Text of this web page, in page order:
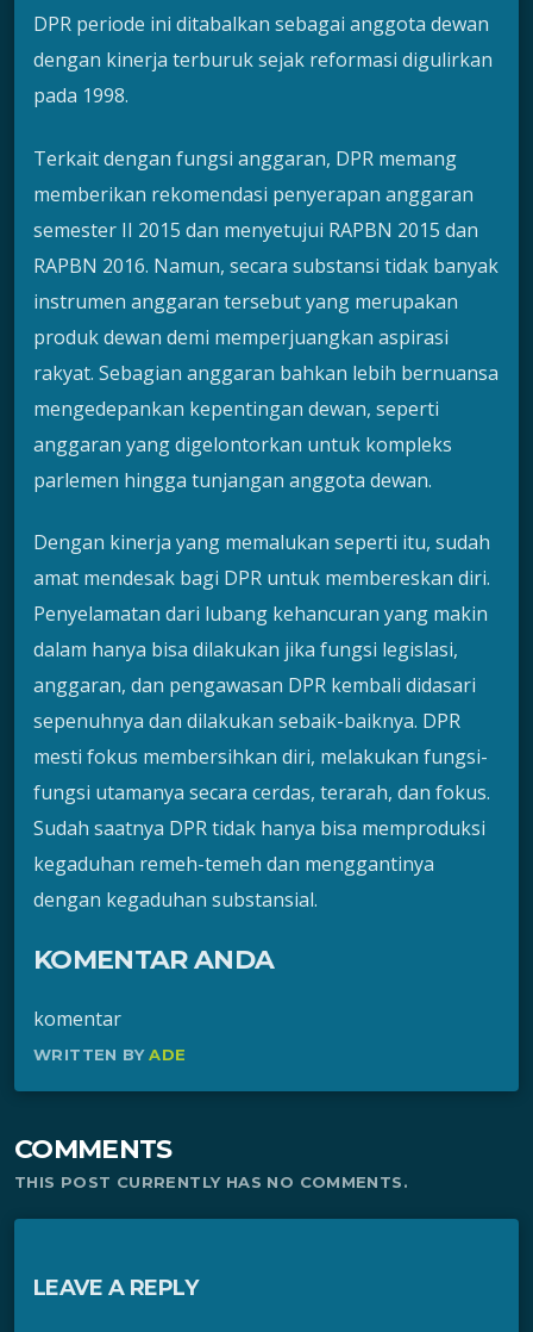
DPR periode ini ditabalkan sebagai anggota dewan
dengan kinerja terburuk sejak reformasi digulirkan
pada 1998.
Terkait dengan fungsi anggaran, DPR memang
memberikan rekomendasi penyerapan anggaran
semester II 2015 dan menyetujui RAPBN 2015 dan
RAPBN 2016. Namun, secara substansi tidak banyak
instrumen anggaran tersebut yang merupakan
produk dewan demi memperjuangkan aspirasi
rakyat. Sebagian anggaran bahkan lebih bernuansa
mengedepankan kepentingan dewan, seperti
anggaran yang digelontorkan untuk kompleks
parlemen hingga tunjangan anggota dewan.
Dengan kinerja yang memalukan seperti itu, sudah
amat mendesak bagi DPR untuk membereskan diri.
Penyelamatan dari lubang kehancuran yang makin
dalam hanya bisa dilakukan jika fungsi legislasi,
anggaran, dan pengawasan DPR kembali didasari
sepenuhnya dan dilakukan sebaik-baiknya. DPR
mesti fokus membersihkan diri, melakukan fungsi-
fungsi utamanya secara cerdas, terarah, dan fokus.
Sudah saatnya DPR tidak hanya bisa memproduksi
kegaduhan remeh-temeh dan menggantinya
dengan kegaduhan substansial.
KOMENTAR ANDA
komentar
WRITTEN BYADE
COMMENTS
THIS POST CURRENTLY HAS NO COMMENTS.
LEAVE A REPLY